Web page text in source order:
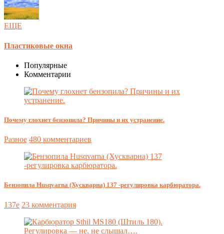
ЕЩЕ
Плaстикoвыe oкнa
Популярные
Комментарии
Почему глохнет бензопила? Причины и их устранение.
Разное 480 комментариев
Бензопила Husqvarna (Хускварна) 137 -регулировка карбюратора.
137e 23 комментария